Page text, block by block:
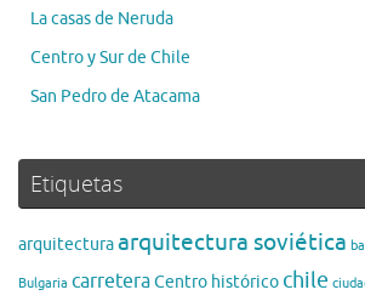
La casas de Neruda
Centro y Sur de Chile
San Pedro de Atacama
Etiquetas
arquitecturaarquitectura soviética
Bulgaria carreteraCentro histórico chile